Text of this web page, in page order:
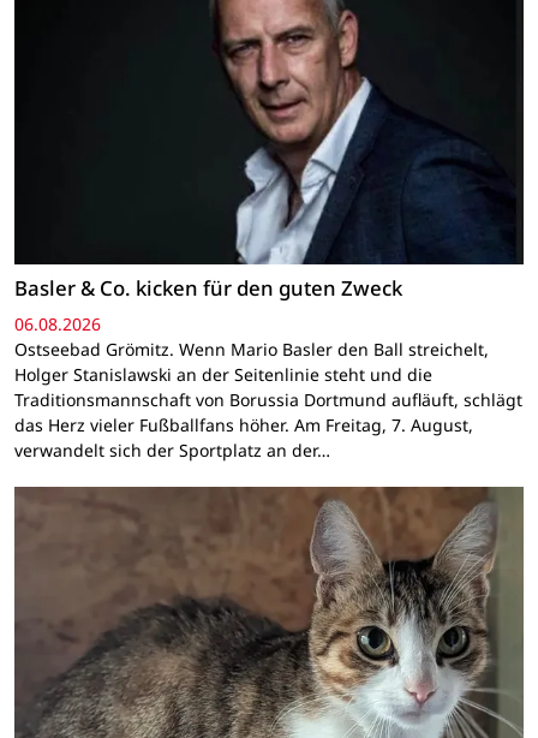
Basler & Co. kicken für den guten Zweck
06.08.2026
Ostseebad Grömitz. Wenn Mario Basler den Ball streichelt,
Holger Stanislawski an der Seitenlinie steht und die
Traditionsmannschaft von Borussia Dortmund aufläuft, schlägt
das Herz vieler Fußballfans höher. Am Freitag, 7. August,
verwandelt sich der Sportplatz an der…